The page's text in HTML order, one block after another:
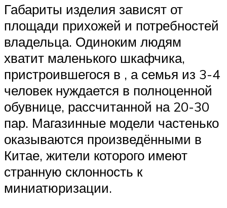
Габариты изделия зависят от
площади прихожей и потребностей
владельца. Одиноким людям
хватит маленького шкафчика,
пристроившегося в , а семья из 3-4
человек нуждается в полноценной
обувнице, рассчитанной на 20-30
пар. Магазинные модели частенько
оказываются произведёнными в
Китае, жители которого имеют
странную склонность к
миниатюризации.